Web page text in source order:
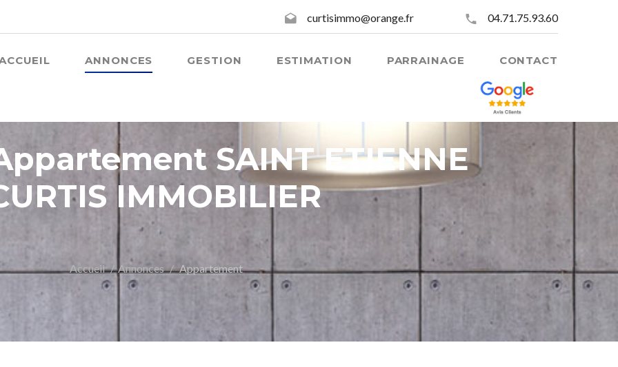
curtisimmo@orange.fr 04.71.75.93.60
ANNONCES GESTION ESTIMATION PARRAINAGE CONTACT
SAINT ETIENNE
IMMOBILIER
Accueil Annonces Appartement